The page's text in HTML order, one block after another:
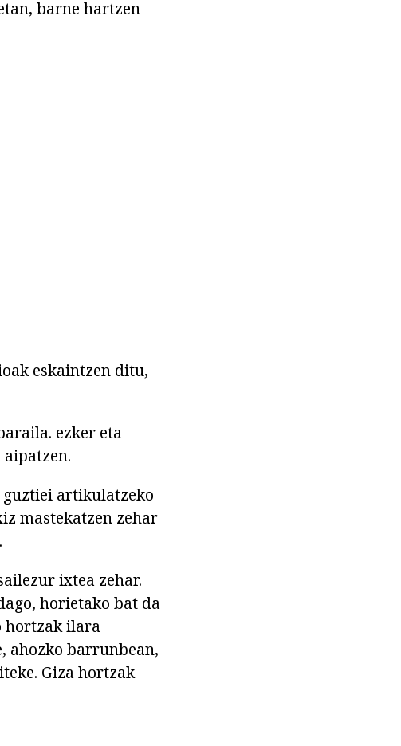
barne hartzen
eskaintzen ditu,
ezker eta
artikulatzeko
mastekatzen zehar
ixtea zehar.
horietako bat da
hortzak ilara
ahozko barrunbean,
Giza hortzak